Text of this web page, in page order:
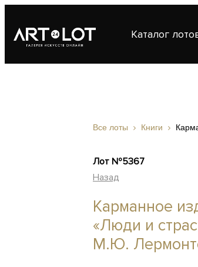
Каталог
Все лоты Книги
Лот №5367
Назад
Карманное
«Люди и
М.Ю.